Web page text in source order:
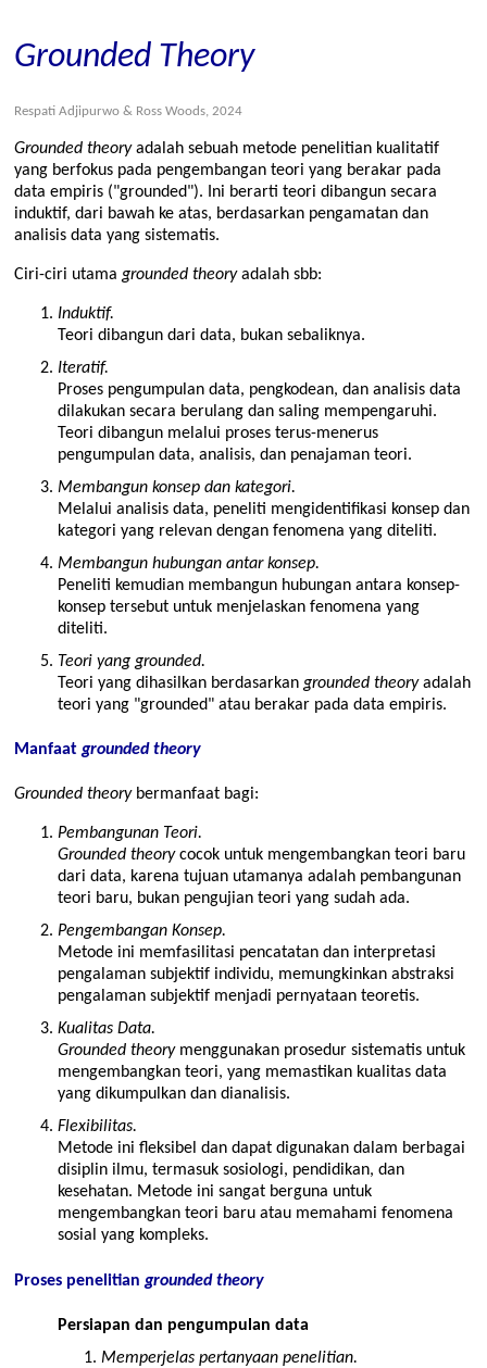
Grounded Theory
Respati Adjipurwo & Ross Woods, 2024
Grounded theoryadalah sebuah metode penelitian kualitatif
yang berfokus pada pengembangan teori yang berakar pada
data empiris ( grounded ). Ini berarti teori dibangun secara
induktif, dari bawah ke atas, berdasarkan pengamatan dan
analisis data yang sistematis.
Ciri-ciri utama grounded theoryadalah sbb:
Induktif.
Teori dibangun dari data, bukan sebaliknya.
Iteratif.
Proses pengumpulan data, pengkodean, dan analisis data
dilakukan secara berulang dan saling mempengaruhi.
Teori dibangun melalui proses terus-menerus
pengumpulan data, analisis, dan penajaman teori.
Membangun konsep dan kategori.
Melalui analisis data, peneliti mengidentifikasi konsep dan
kategori yang relevan dengan fenomena yang diteliti.
Membangun hubungan antar konsep.
Peneliti kemudian membangun hubungan antara konsep-
konsep tersebut untuk menjelaskan fenomena yang
diteliti.
Teori yang grounded.
Teori yang dihasilkan berdasarkan grounded theoryadalah
teori yang
grounded atau berakar pada data empiris.
Manfaat grounded theory
Grounded theorybermanfaat bagi:
Pembangunan Teori.
Grounded theorycocok untuk mengembangkan teori baru
dari data, karena tujuan utamanya adalah pembangunan
teori baru, bukan pengujian teori yang sudah ada.
Pengembangan Konsep.
Metode ini memfasilitasi pencatatan dan interpretasi
pengalaman subjektif individu, memungkinkan abstraksi
pengalaman subjektif menjadi pernyataan teoretis.
Kualitas Data.
Grounded theorymenggunakan prosedur sistematis untuk
mengembangkan teori, yang memastikan kualitas data
yang dikumpulkan dan dianalisis.
Flexibilitas.
Metode ini fleksibel dan dapat digunakan dalam berbagai
disiplin ilmu, termasuk sosiologi, pendidikan, dan
kesehatan. Metode ini sangat berguna untuk
mengembangkan teori baru atau memahami fenomena
sosial yang kompleks.
Proses penelitian grounded theory
Persiapan dan pengumpulan data
Memperjelas pertanyaan penelitian.